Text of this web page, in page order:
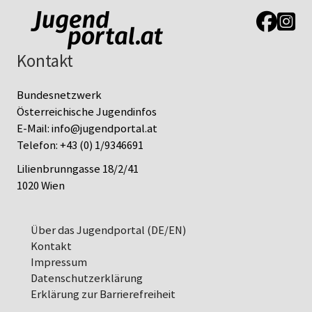
Link zur
Link
Kontakt
Bundesnetzwerk
Österreichische Jugendinfos
E-Mail:info@jugendportal.at
Telefon:+43 (0) 1/9346691
Lilienbrunngasse 18/2/41
1020 Wien
Über das Jugendportal (DE/EN)
Kontakt
Impressum
Datenschutz­erklärung
Erklärung zur Barrierefreiheit